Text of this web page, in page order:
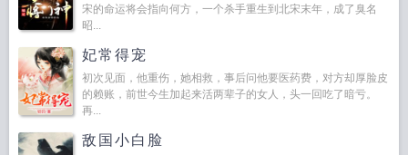
宋的命运将会指向何方，一个杀手重生到北宋末年，成了臭名
昭...
妃常得宠
初次见面，他重伤，她相救，事后问他要医药费，对方却厚脸皮
的赖账，前世今生加起来活两辈子的女人，头一回吃了暗亏。
再...
敌国小白脸